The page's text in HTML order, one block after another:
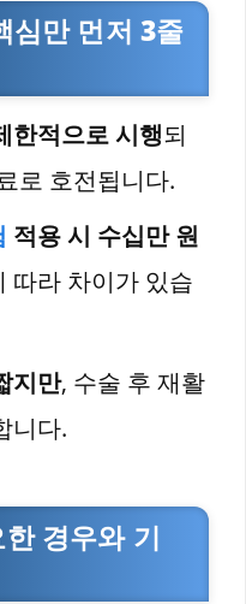
심만 먼저 3줄
한적으로 시행되
로 호전됩니다.
적용 시 수십만 원
따라 차이가 있습
지만, 수술 후 재활
니다.
경우와 기